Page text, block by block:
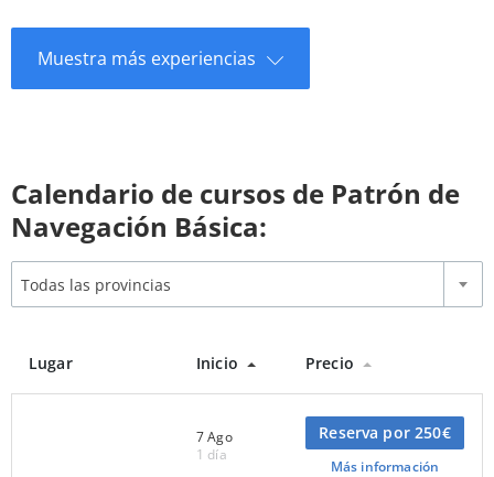
Muestra más experiencias
Calendario de cursos de Patrón de
Navegación Básica:
Todas las provincias
Lugar Inicio Precio
7 Ago
1 día
Reserva por 250€
Más información